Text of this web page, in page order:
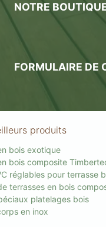
NOTRE
FORMULAIRE DE
produits
bois exotique
bois composite
réglables pour terrasse
terrasses en bois
platelages bois
en inox